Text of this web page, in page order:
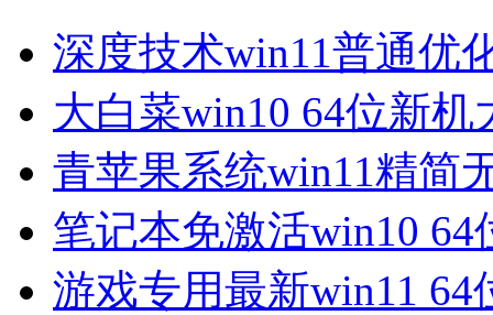
深度技术win11普通优
大白菜win10 64位新
青苹果系统win11精简
笔记本免激活win10
游戏专用最新win11